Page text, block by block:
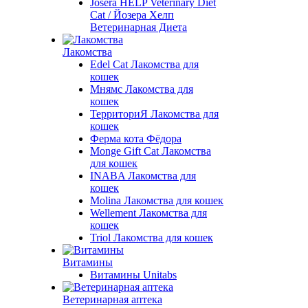
Josera HELP Veterinary Diet
Cat / Йозера Хелп
Ветеринарная Диета
Лакомства
Edel Cat Лакомства для
кошек
Мнямс Лакомства для
кошек
ТерриториЯ Лакомства для
кошек
Ферма кота Фёдора
Monge Gift Cat Лакомства
для кошек
INABA Лакомства для
кошек
Molina Лакомства для кошек
Wellement Лакомства для
кошек
Triol Лакомства для кошек
Витамины
Витамины Unitabs
Ветеринарная аптека